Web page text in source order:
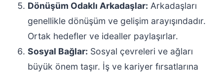
Dönüşüm Odaklı Arkadaşlar: Arkadaşları
genellikle dönüşüm ve gelişim arayışındadır.
Ortak hedefler ve idealler paylaşırlar.
Sosyal Bağlar: Sosyal çevreleri ve ağları
büyük önem taşır. İş ve kariyer fırsatlarına